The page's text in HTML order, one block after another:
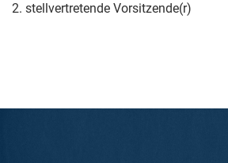
2. stellvertretende Vorsitzende(r)